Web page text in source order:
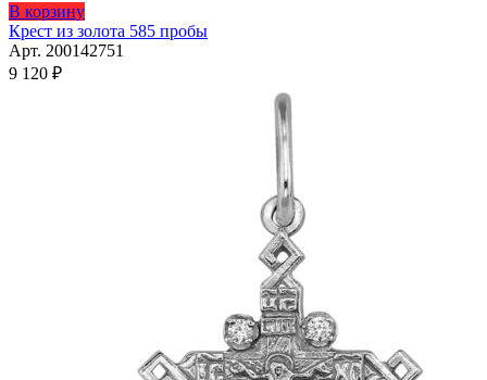
В корзину
Крест из золота 585 пробы
Арт. 200142751
9 120 ₽